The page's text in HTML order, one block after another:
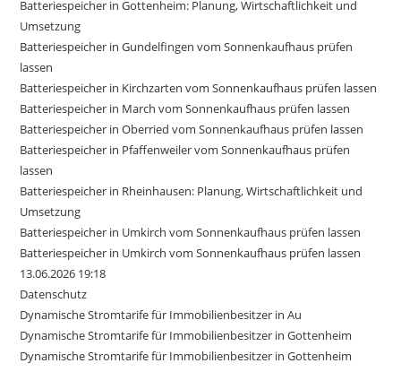
Batteriespeicher in Gottenheim: Planung, Wirtschaftlichkeit und
Umsetzung
Batteriespeicher in Gundelfingen vom Sonnenkaufhaus prüfen
lassen
Batteriespeicher in Kirchzarten vom Sonnenkaufhaus prüfen lassen
Batteriespeicher in March vom Sonnenkaufhaus prüfen lassen
Batteriespeicher in Oberried vom Sonnenkaufhaus prüfen lassen
Batteriespeicher in Pfaffenweiler vom Sonnenkaufhaus prüfen
lassen
Batteriespeicher in Rheinhausen: Planung, Wirtschaftlichkeit und
Umsetzung
Batteriespeicher in Umkirch vom Sonnenkaufhaus prüfen lassen
Batteriespeicher in Umkirch vom Sonnenkaufhaus prüfen lassen
13.06.2026 19:18
Datenschutz
Dynamische Stromtarife für Immobilienbesitzer in Au
Dynamische Stromtarife für Immobilienbesitzer in Gottenheim
Dynamische Stromtarife für Immobilienbesitzer in Gottenheim